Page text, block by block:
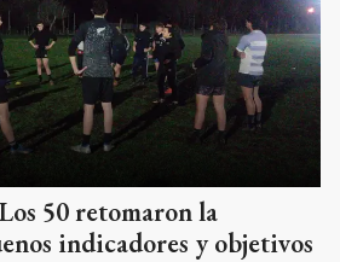
50 retomaron la
indicadores y objetivos